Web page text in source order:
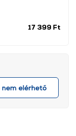
17 399 Ft
nem elérhető